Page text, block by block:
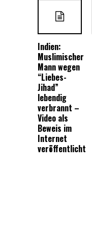
Indien:
Muslimischer
Mann wegen
“Liebes-
Jihad”
lebendig
verbrannt –
Video als
Beweis im
Internet
veröffentlicht